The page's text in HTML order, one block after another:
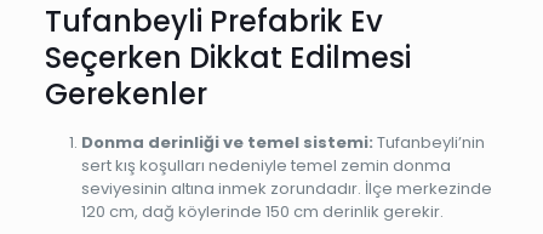
Tufanbeyli Prefabrik Ev
Seçerken Dikkat Edilmesi
Gerekenler
Donma derinliği ve temel sistemi: Tufanbeyli’nin
sert kış koşulları nedeniyle temel zemin donma
seviyesinin altına inmek zorundadır. İlçe merkezinde
120 cm, dağ köylerinde 150 cm derinlik gerekir.